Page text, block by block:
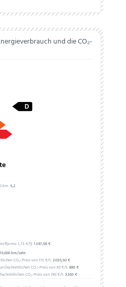
und die CO₂-
km:5,2
1,73€/l):1.347,06 €
km/Jahr:
CO₂-Preis von 115 €/t:2.035,50 €
CO₂-Preis von 50 €/t:885 €
CO₂-Preis von 190 €/t:3.363 €